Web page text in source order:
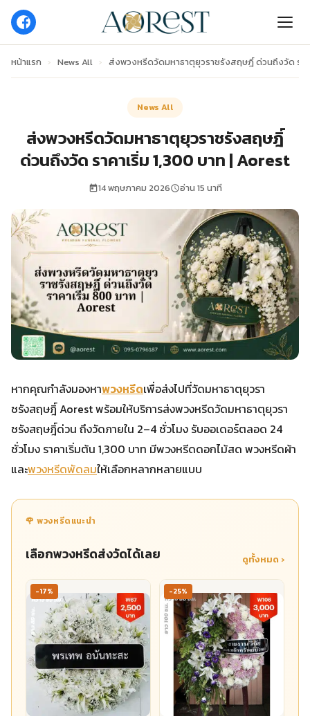
หน้าแรก › News All › ส่งพวงหรีดวัดมหาธาตุยุวราชรังสฤษฎิ์ ด่วนถึงวัด ราค
News All
ส่งพวงหรีดวัดมหาธาตุยุวราชรังสฤษฎิ์
ด่วนถึงวัด ราคาเริ่ม 1,300 บาท | Aorest
14 พฤษภาคม 2026 อ่าน 15 นาที
หากคุณกำลังมองหาพวงหรีดเพื่อส่งไปที่วัดมหาธาตุยุวรา
ชรังสฤษฎิ์ Aorest พร้อมให้บริการส่งพวงหรีดวัดมหาธาตุยุวรา
ชรังสฤษฎิ์ด่วน ถึงวัดภายใน 2–4 ชั่วโมง รับออเดอร์ตลอด 24
ชั่วโมง ราคาเริ่มต้น 1,300 บาท มีพวงหรีดดอกไม้สด พวงหรีดผ้า
และพวงหรีดพัดลมให้เลือกหลากหลายแบบ
🌹 พวงหรีดแนะนำ
เลือกพวงหรีดส่งวัดได้เลย ดูทั้งหมด ›
-17% -25%